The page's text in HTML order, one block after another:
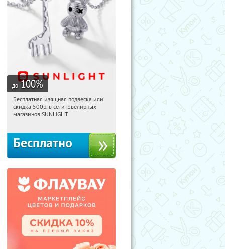
до 100%
16:04:59 Получили:
Россия
Бесплатная изящная подвеска или
скидка 500р. в сети ювелирных
магазинов SUNLIGHT
Бесплатно